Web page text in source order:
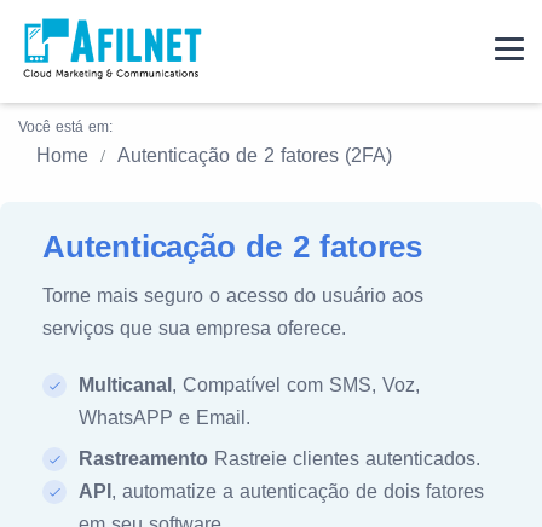
Você está em:
Home Autenticação de 2 fatores (2FA)
Autenticação de 2 fatores
Torne mais seguro o acesso do usuário aos
serviços que sua empresa oferece.
Multicanal , Compatível com SMS, Voz,
WhatsAPP e Email.
Rastreamento Rastreie clientes autenticados.
API , automatize a autenticação de dois fatores